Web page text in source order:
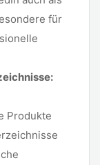
für
Produkte